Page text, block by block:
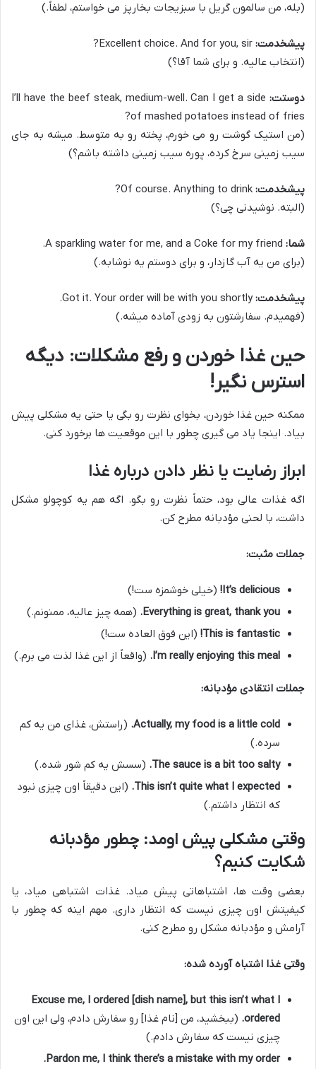
(بله، من سالمون گریل با سبزیجات بخارپز می خواستم، لطفاً.)
پیشخدمت:
(انتخاب عالیه. و برای شما آقا؟)
دوستت: I’ll have the beef steak, medium-well. Can I get a side
of mashed potatoes instead of fries?
(من استیک گوشت رو می خورم، پخته رو به متوسط. میشه به جای
سیب زمینی سرخ کرده، پوره سیب زمینی داشته باشم؟)
پیشخدمت:
(البته. نوشیدنی چی؟)
شما:
(برای من یه آب گازدار، و برای دوستم یه نوشابه.)
پیشخدمت:Got it. Your order will be with you shortly.
(فهمیدم. سفارشتون به زودی آماده میشه.)
حین غذا خوردن و رفع مشکلات: دیگه
استرس نگیر!
ممکنه حین غذا خوردن، بخوای نظرت رو بگی یا حتی یه مشکلی پیش
بیاد. اینجا یاد می گیری چطور با این موقعیت ها برخورد کنی.
ابراز رضایت یا نظر دادن درباره غذا
اگه غذات عالی بود، حتماً نظرت رو بگو. اگه هم یه کوچولو مشکل
داشت، با لحنی مؤدبانه مطرح کن.
جملات مثبت:
It’s delicious! (خیلی خوشمزه ست!)
Everything is great, thank you. (همه چیز عالیه، ممنونم.)
This is fantastic! (این فوق العاده ست!)
I’m really enjoying this meal. (واقعاً از این غذا لذت می برم.)
جملات انتقادی مؤدبانه:
Actually, my food is a little cold. (راستش، غذای من یه کم
سرده.)
The sauce is a bit too salty. (سسش یه کم شور شده.)
This isn’t quite what I expected. (این دقیقاً اون چیزی نبود
که انتظار داشتم.)
وقتی مشکلی پیش اومد: چطور مؤدبانه
شکایت کنیم؟
بعضی وقت ها، اشتباهاتی پیش میاد. غذات اشتباهی میاد، یا
کیفیتش اون چیزی نیست که انتظار داری. مهم اینه که چطور با
آرامش و مؤدبانه مشکل رو مطرح کنی.
وقتی غذا اشتباه آورده شده:
Excuse me, I ordered [dish name], but this isn’t what I
ordered. (ببخشید، من [نام غذا] رو سفارش دادم، ولی این اون
چیزی نیست که سفارش دادم.)
Pardon me, I think there’s a mistake with my order.